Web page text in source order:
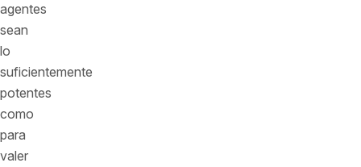
agentes
sean
lo
suficientemente
potentes
como
para
valer